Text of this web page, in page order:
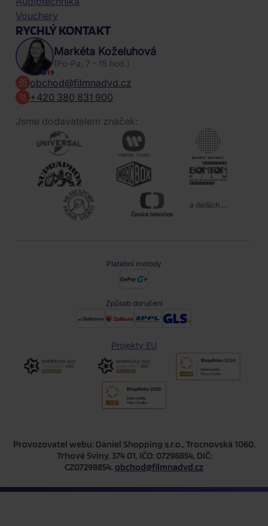
Vouchery
RYCHLÝ KONTAKT
Markéta Koželuhová
(Po-Pa, 7 - 15 hod.)
obchod@filmnadvd.cz
+420 380 831 900
Jsme dodavatelem značek:
a dalších ...
Platební metody
Způsob doručení
Projekty EU
Provozovatel webu: Daniel Shopping s.r.o., Trocnovská 1060,
Trhové Sviny, 374 01, IČO: 07298854, DIČ:
CZ07298854, obchod@filmnadvd.cz